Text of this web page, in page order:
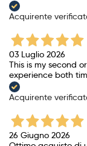
Acquirente
03 Luglio 2026
This is my second
experience both
Acquirente
26 Giugno 2026